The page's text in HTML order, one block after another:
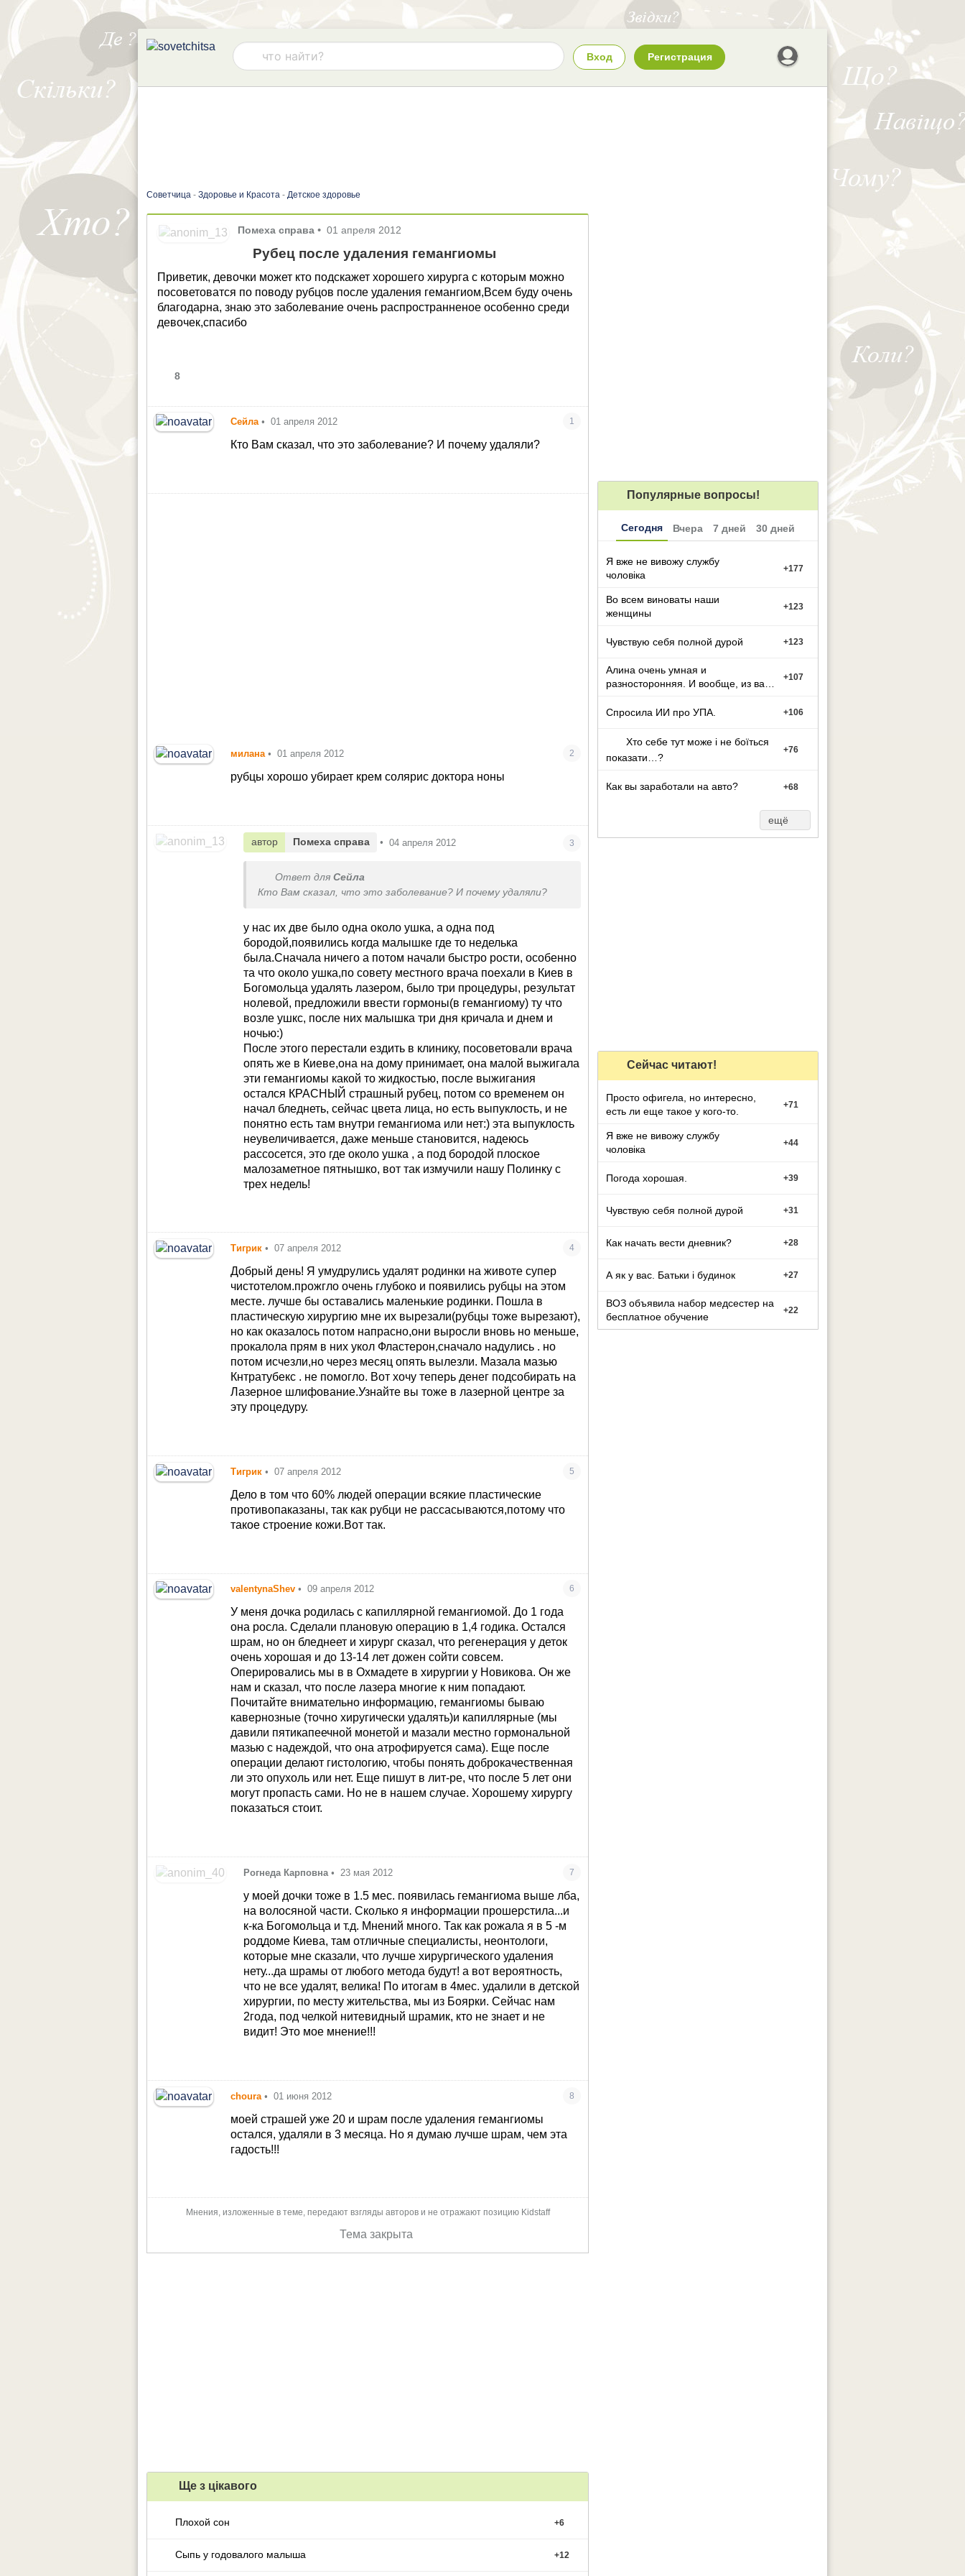
Вход Регистрация
Советчица - Здоровье и Красота - Детское здоровье
Помеха справа • 01 апреля 2012
Рубец после удаления гемангиомы
Приветик, девочки может кто подскажет хорошего хирурга с которым можно
посоветоватся по поводу рубцов после удаления гемангиом,Всем буду очень
благодарна, знаю это заболевание очень распространненое особенно среди
девочек,спасибо
8
Cейла • 01 апреля 2012 1
Кто Вам сказал, что это заболевание? И почему удаляли?
милана • 01 апреля 2012 2
рубцы хорошо убирает крем солярис доктора ноны
автор Помеха справа • 04 апреля 2012 3
Ответ для Cейла
Кто Вам сказал, что это заболевание? И почему удаляли?
у нас их две было одна около ушка, а одна под
бородой,появились когда малышке где то неделька
была.Сначала ничего а потом начали быстро рости, особенно
та что около ушка,по совету местного врача поехали в Киев в
Богомольца удалять лазером, было три процедуры, результат
нолевой, предложили ввести гормоны(в гемангиому) ту что
возле ушкс, после них малышка три дня кричала и днем и
ночью:)
После этого перестали ездить в клинику, посоветовали врача
опять же в Киеве,она на дому принимает, она малой выжигала
эти гемангиомы какой то жидкостью, после выжигания
остался КРАСНЫЙ страшный рубец, потом со временем он
начал бледнеть, сейчас цвета лица, но есть выпуклость, и не
понятно есть там внутри гемангиома или нет:) эта выпуклость
неувеличивается, даже меньше становится, надеюсь
рассосется, это где около ушка , а под бородой плоское
малозаметное пятнышко, вот так измучили нашу Полинку с
трех недель!
Тигрик • 07 апреля 2012 4
Добрый день! Я умудрулись удалят родинки на животе супер
чистотелом.прожгло очень глубоко и появились рубцы на этом
месте. лучше бы оставались маленькие родинки. Пошла в
пластическую хирургию мне их вырезали(рубцы тоже вырезают),
но как оказалось потом напрасно,они выросли вновь но меньше,
прокалола прям в них укол Фластерон,сначало надулись . но
потом исчезли,но через месяц опять вылезли. Мазала мазью
Кнтратубекс . не помогло. Вот хочу теперь денег подсобирать на
Лазерное шлифование.Узнайте вы тоже в лазерной центре за
эту процедуру.
Тигрик • 07 апреля 2012 5
Дело в том что 60% людей операции всякие пластические
противопаказаны, так как рубци не рассасываются,потому что
такое строение кожи.Вот так.
valentynaShev • 09 апреля 2012 6
У меня дочка родилась с капиллярной гемангиомой. До 1 года
она росла. Сделали плановую операцию в 1,4 годика. Остался
шрам, но он бледнеет и хирург сказал, что регенерация у деток
очень хорошая и до 13-14 лет дожен сойти совсем.
Оперировались мы в в Охмадете в хирургии у Новикова. Он же
нам и сказал, что после лазера многие к ним попадают.
Почитайте внимательно информацию, гемангиомы бываю
кавернозные (точно хиругически удалять)и капиллярные (мы
давили пятикапеечной монетой и мазали местно гормональной
мазью с надеждой, что она атрофируется сама). Еще после
операции делают гистологию, чтобы понять доброкачественная
ли это опухоль или нет. Еще пишут в лит-ре, что после 5 лет они
могут пропасть сами. Но не в нашем случае. Хорошему хирургу
показаться стоит.
Рогнеда Карповна • 23 мая 2012 7
у моей дочки тоже в 1.5 мес. появилась гемангиома выше лба,
на волосяной части. Сколько я информации прошерстила...и
к-ка Богомольца и т.д. Мнений много. Так как рожала я в 5 -м
роддоме Киева, там отличные специалисты, неонтологи,
которые мне сказали, что лучше хирургического удаления
нету...да шрамы от любого метода будут! а вот вероятность,
что не все удалят, велика! По итогам в 4мес. удалили в детской
хирургии, по месту жительства, мы из Боярки. Сейчас нам
2года, под челкой нитевидный шрамик, кто не знает и не
видит! Это мое мнение!!!
choura • 01 июня 2012 8
моей страшей уже 20 и шрам после удаления гемангиомы
остался, удаляли в 3 месяца. Но я думаю лучше шрам, чем эта
гадость!!!
Мнения, изложенные в теме, передают взгляды авторов и не отражают позицию Kidstaff
Тема закрыта
Ще з цiкавого
Плохой сон +6
Сыпь у годовалого малыша +12
Популярные вопросы!
Сегодня Вчера 7 дней 30 дней
Я вже не вивожу службу
чоловіка
+177
Во всем виноваты наши
женщины
+123
Чувствую себя полной дурой +123
Алина очень умная и
разносторонняя. И вообще, из вас
+107
Спросила ИИ про УПА. +106
Хто себе тут може і не боїться
показати…?
+76
Как вы заработали на авто? +68
ещё
Сейчас читают!
Просто офигела, но интересно,
есть ли еще такое у кого-то.
+71
Я вже не вивожу службу
чоловіка
+44
Погода хорошая. +39
Чувствую себя полной дурой +31
Как начать вести дневник? +28
А як у вас. Батьки і будинок +27
ВОЗ объявила набор медсестер на
бесплатное обучение
+22